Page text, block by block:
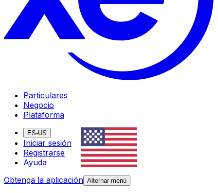
Particulares
Negocio
Plataforma
ES-US
Iniciar sesión
Registrarse
Ayuda
Obtenga la aplicación Alternar menú